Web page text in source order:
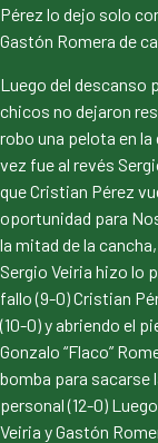
Pérez lo dejo solo
Gastón Romera de
Luego del descanso
chicos no dejaron
robo una pelota en
vez fue al revés
que Cristian Pérez
oportunidad para
la mitad de la
Sergio Veiria hizo lo
fallo (9-0) Cristian
(10-0) y abriendo el
Gonzalo “Flaco”
bomba para sacarse
personal (12-0)
Veiria y Gastón